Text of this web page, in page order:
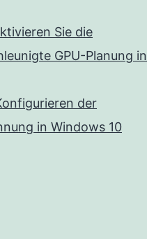
Sie die
GPU-Planung in
der
in Windows 10